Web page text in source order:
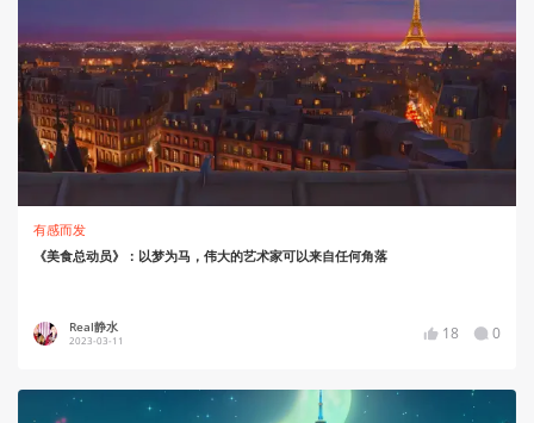
有感而发
《美食总动员》：以梦为马，伟大的艺术家可以来自任何角落
Real静水
2023-03-11 18 0